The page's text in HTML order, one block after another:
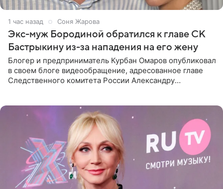
1 час назад Соня Жарова
Экс-муж Бородиной обратился к главе СК
Бастрыкину из-за нападения на его жену
Блогер и предприниматель Курбан Омаров опубликовал
в своем блоге видеообращение, адресованное главе
Следственного комитета России Александру